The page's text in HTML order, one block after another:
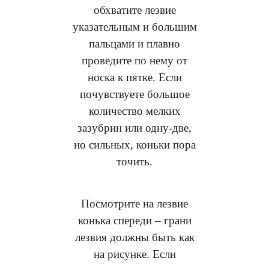
обхватите лезвие
указательным и большим
пальцами и плавно
проведите по нему от
носка к пятке. Если
почувствуете большое
количество мелких
зазубрин или одну-две,
но сильных, коньки пора
точить.
Посмотрите на лезвие
конька спереди – грани
лезвия должны быть как
на рисунке. Если